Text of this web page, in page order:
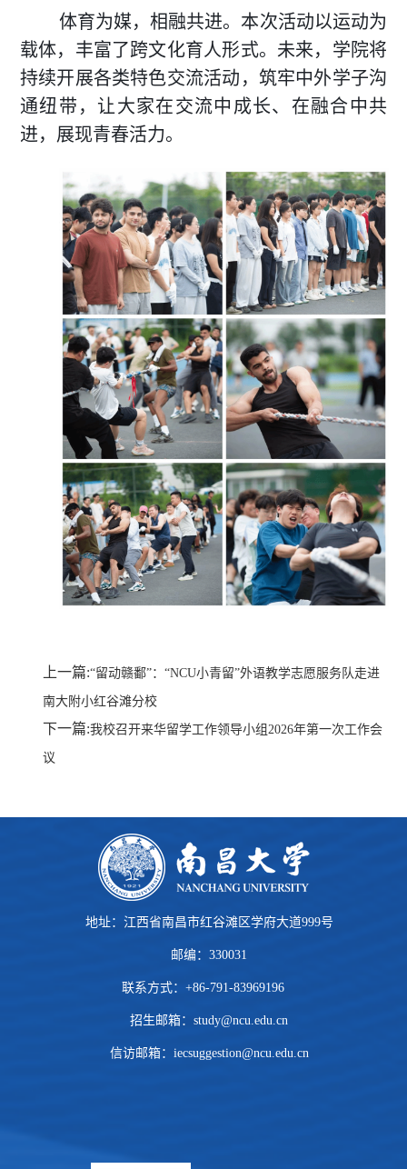
体育为媒，相融共进。本次活动以运动为
载体，丰富了跨文化育人形式。未来，学院将
持续开展各类特色交流活动，筑牢中外学子沟
通纽带，让大家在交流中成长、在融合中共
进，展现青春活力。
上一篇:“留动赣鄱”：“NCU小青留”外语教学志愿服务队走进
南大附小红谷滩分校
下一篇:我校召开来华留学工作领导小组2026年第一次工作会
议
地址：江西省南昌市红谷滩区学府大道999号
邮编：330031
联系方式：+86-791-83969196
招生邮箱：study@ncu.edu.cn
信访邮箱：iecsuggestion@ncu.edu.cn